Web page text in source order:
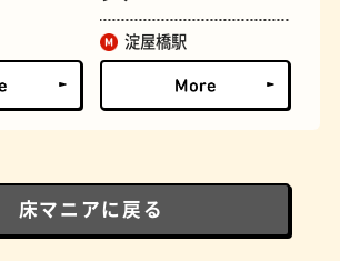
淀屋橋駅
床マニアに戻る